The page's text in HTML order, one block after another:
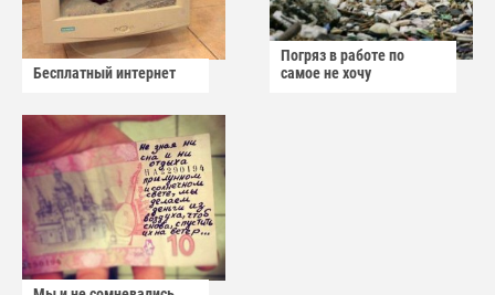
Бесплатный интернет
Погряз в работе по
самое не хочу